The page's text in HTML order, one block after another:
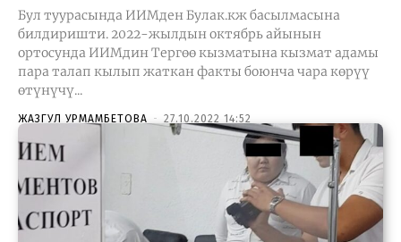
Бул туурасында ИИМден Булак.кж басылмасына
билдиришти. 2022-жылдын октябрь айынын
ортосунда ИИМдин Тергөө кызматына кызмат адамы
пара талап кылып жаткан факты боюнча чара көрүү
өтүнүчү...
ЖАЗГУЛ УРМАМБЕТОВА - 27.10.2022 14:52